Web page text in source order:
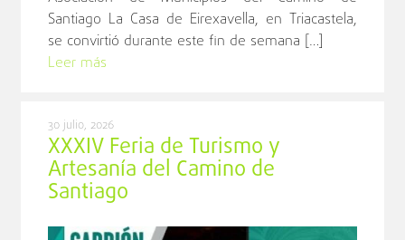
Santiago La Casa de Eirexavella, en Triacastela,
se convirtió durante este fin de semana […]
Leer más
30 julio, 2026
XXXIV Feria de Turismo y
Artesanía del Camino de
Santiago